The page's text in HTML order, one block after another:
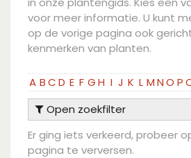
voor meer informatie. U kunt
op de vorige pagina ook
kenmerken van planten.
A B C D E F GH I J K L MNO P
Open zoekfilter
Er ging iets verkeerd, probeer
pagina te verversen.